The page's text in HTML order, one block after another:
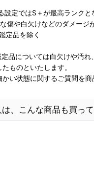
定ではS＋が最高ランクと
傷や白欠けなどのダメージ
定品を除く
品については白欠けや汚
ものといたします。
い状態に関するご質問を
、こんな商品も買っ